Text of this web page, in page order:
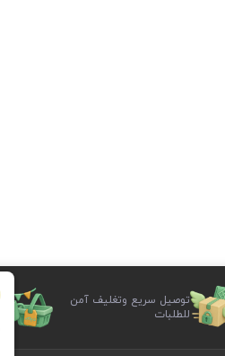
توصيل سريع وتغليف آمن
للطلبات